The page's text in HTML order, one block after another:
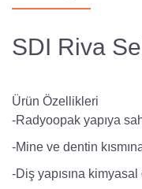
SDI Riva
Ürün Özellikleri
-Radyoopak yapıya
-Mine ve dentin
-Diş yapısına